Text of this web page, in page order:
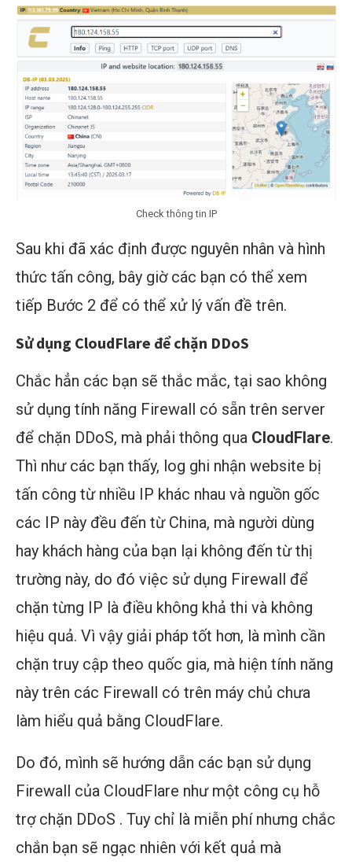
Check thông tin IP
Sau khi đã xác định được nguyên nhân và hình
thức tấn công, bây giờ các bạn có thể xem
tiếp Bước 2 để có thể xử lý vấn đề trên.
Sử dụng CloudFlare để chặn DDoS
Chắc hẳn các bạn sẽ thắc mắc, tại sao không
sử dụng tính năng Firewall có sẵn trên server
để chặn DDoS, mà phải thông qua CloudFlare.
Thì như các bạn thấy, log ghi nhận website bị
tấn công từ nhiều IP khác nhau và nguồn gốc
các IP này đều đến từ China, mà người dùng
hay khách hàng của bạn lại không đến từ thị
trường này, do đó việc sử dụng Firewall để
chặn từng IP là điều không khả thi và không
hiệu quả. Vì vậy giải pháp tốt hơn, là mình cần
chặn truy cập theo quốc gia, mà hiện tính năng
này trên các Firewall có trên máy chủ chưa
làm hiểu quả bằng CloudFlare.
Do đó, mình sẽ hướng dẫn các bạn sử dụng
Firewall của CloudFlare như một công cụ hỗ
trợ chặn DDoS . Tuy chỉ là miễn phí nhưng chắc
chắn bạn sẽ ngạc nhiên với kết quả mà